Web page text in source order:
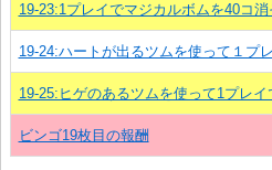
19-23:1プレイでマジカルボムを40コ消
19-24:ハートが出るツムを使って１プ
19-25:ヒゲのあるツムを使って1プレイ
ビンゴ19枚目の報酬